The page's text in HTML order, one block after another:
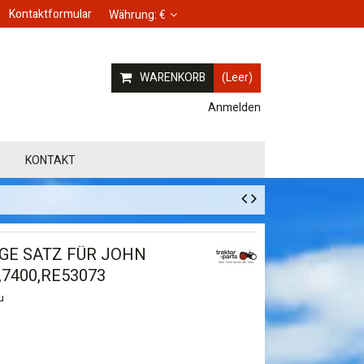
Währung:€
Kontaktformular
WARENKORB
(Leer)
Anmelden
KONTAKT
SATZ FÜR JOHN